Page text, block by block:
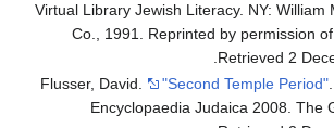
Virtual Library Jewish Literacy. NY: William
Co., 1991. Reprinted by permission
Retrieved 2
Flusser, David. "Second Temple Period"
Encyclopaedia Judaica 2008. The